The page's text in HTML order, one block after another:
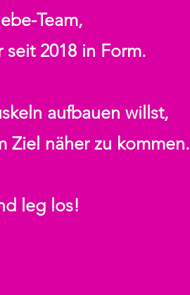
Team,
seit 2018 in Form.
aufbauen willst,
Ziel näher zu kommen.
leg los!